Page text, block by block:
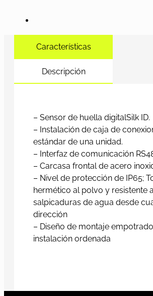
Características
Descripción
– Sensor de huella digitalSilk ID.
– Instalación de caja de
estándar de una unidad.
– Interfaz de comunicación
– Carcasa frontal de acero
– Nivel de protección de IP65;
hermético al polvo y resistente
salpicaduras de agua desde
dirección
– Diseño de montaje
instalación ordenada